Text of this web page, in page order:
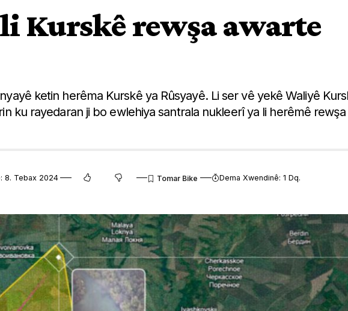
Kurskê rewşa awarte
ketin herêma Kurskê ya Rûsyayê. Li ser vê yekê Waliyê
ku rayedaran ji bo ewlehiya santrala nukleerî ya li herêmê rewşa
8. Tebax 2024 Dema Xwendinê: 1 Dq.